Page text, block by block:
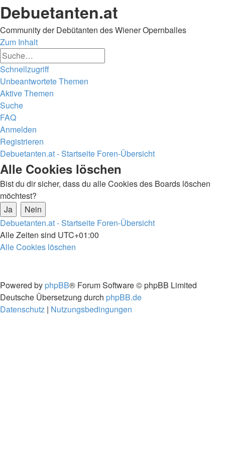
Debuetanten.at
Community der Debütanten des Wiener Opernballes
Zum Inhalt
Schnellzugriff
Unbeantwortete Themen
Aktive Themen
Suche
FAQ
Anmelden
Registrieren
Debuetanten.at - Startseite Foren-Übersicht
Suche
Alle Cookies löschen
Bist du dir sicher, dass du alle Cookies des Boards löschen
möchtest?
Debuetanten.at - Startseite Foren-Übersicht
Alle Zeiten sind UTC+01:00
Alle Cookies löschen
Powered by phpBB® Forum Software © phpBB Limited
Deutsche Übersetzung durch phpBB.de
Datenschutz | Nutzungsbedingungen